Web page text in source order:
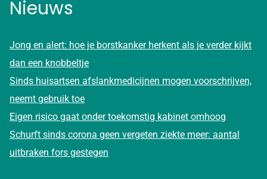
Nieuws
Jong en alert: hoe je borstkanker herkent als je verder kijkt
dan een knobbeltje
Sinds huisartsen afslankmedicijnen mogen voorschrijven,
neemt gebruik toe
Eigen risico gaat onder toekomstig kabinet omhoog
Schurft sinds corona geen vergeten ziekte meer: aantal
uitbraken fors gestegen